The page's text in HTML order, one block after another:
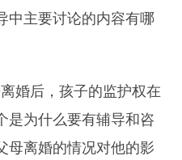
中主要讨论的内容有哪
婚后，孩子的监护权在
是为什么要有辅导和咨
母离婚的情况对他的影